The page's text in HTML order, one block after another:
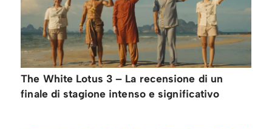
The White Lotus 3 – La recensione di un
finale di stagione intenso e significativo